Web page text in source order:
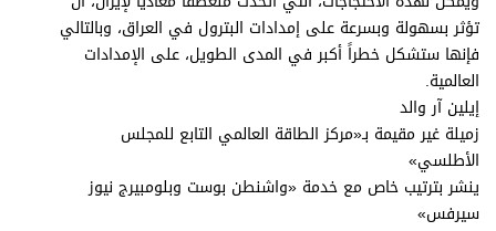
تؤثر بسهولة وبسرعة على إمدادات البترول في العراق، وبالتالي
فإنها ستشكل خطراً أكبر في المدى الطويل، على الإمدادات
العالمية.
إيلين آر والد
زميلة غير مقيمة بـ«مركز الطاقة العالمي التابع للمجلس
الأطلسي»
ينشر بترتيب خاص مع خدمة «واشنطن بوست وبلومبيرج نيوز
سيرفس»